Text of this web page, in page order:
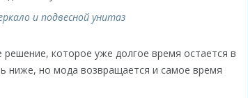
и подвесной унитаз
которое уже долгое время остается в
ниже, но мода возвращается и самое время